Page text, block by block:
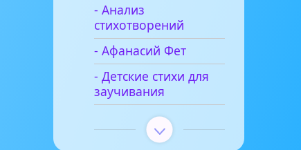
- Анализ
стихотворений
- Афанасий Фет
- Детские стихи для
заучивания